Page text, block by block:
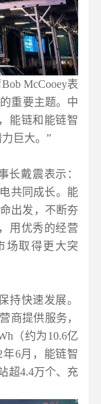
Bob McCooey表
重要主题。中
能链和能链智
巨大。”
长戴震表示：
共同成长。能
出发，不断夯
用优秀的经营
场取得更大突
持快速发展。
商提供服务，
（约为10.6亿
年6月，能链智
超4.4万个、充